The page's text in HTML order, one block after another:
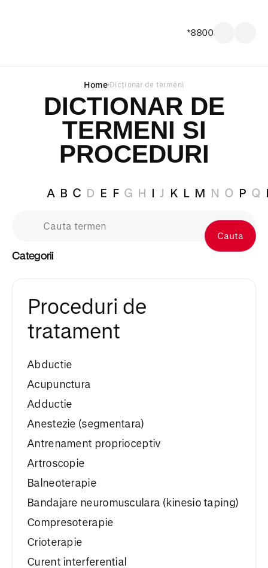
*8800
Home Dicționar de termeni
DICTIONAR DE
TERMENI SI
PROCEDURI
A B C D E F G H I J K L M N O P Q
Cauta
Categorii
Proceduri de
tratament
Abductie
Acupunctura
Adductie
Anestezie (segmentara)
Antrenament proprioceptiv
Artroscopie
Balneoterapie
Bandajare neuromusculara (kinesio taping)
Compresoterapie
Crioterapie
Curent interferential